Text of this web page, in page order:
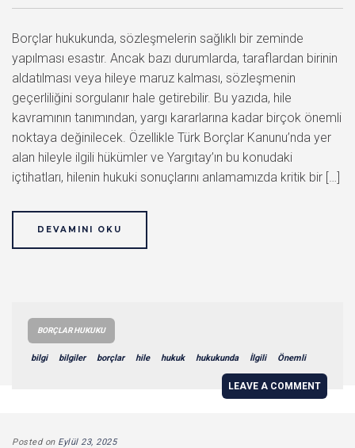
Borçlar hukukunda, sözleşmelerin sağlıklı bir zeminde
yapılması esastır. Ancak bazı durumlarda, taraflardan birinin
aldatılması veya hileye maruz kalması, sözleşmenin
geçerliliğini sorgulanır hale getirebilir. Bu yazıda, hile
kavramının tanımından, yargı kararlarına kadar birçok önemli
noktaya değinilecek. Özellikle Türk Borçlar Kanunu’nda yer
alan hileyle ilgili hükümler ve Yargıtay’ın bu konudaki
içtihatları, hilenin hukuki sonuçlarını anlamamızda kritik bir […]
DEVAMINI OKU
BORÇLAR HUKUKU
bilgi bilgiler borçlar hile hukuk hukukunda İlgili Önemli
LEAVE A COMMENT
Posted on Eylül 23, 2025